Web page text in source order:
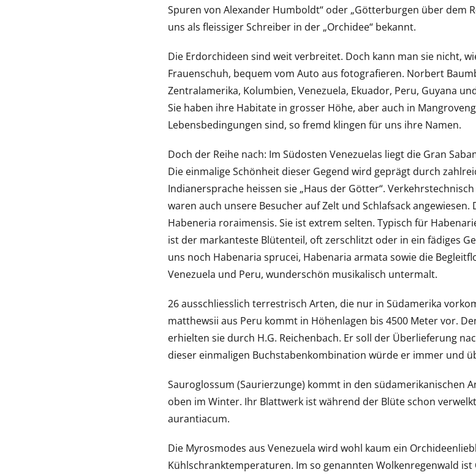
Spuren von Alexander Humboldt“ oder „Götterburgen über dem
uns als fleissiger Schreiber in der „Orchidee“ bekannt.
Die Erdorchideen sind weit verbreitet. Doch kann man sie nicht,
Frauenschuh, bequem vom Auto aus fotografieren. Norbert
Zentralamerika, Kolumbien, Venezuela, Ekuador, Peru, Guyana
Sie haben ihre Habitate in grosser Höhe, aber auch in
Lebensbedingungen sind, so fremd klingen für uns ihre Namen.
Doch der Reihe nach: Im Südosten Venezuelas liegt die Gran
Die einmalige Schönheit dieser Gegend wird geprägt durch
Indianersprache heissen sie „Haus der Götter“.
waren auch unsere Besucher auf Zelt und Schlafsack
Habeneria roraimensis. Sie ist extrem selten. Typisch für
ist der markanteste Blütenteil, oft zerschlitzt oder in ein fädiges
uns noch Habenaria sprucei, Habenaria armata sowie die
Venezuela und Peru, wunderschön musikalisch untermalt.
26 ausschliesslich terrestrisch Arten, die nur in Südamerika
matthewsii aus Peru kommt in Höhenlagen bis 4500 Meter vor.
erhielten sie durch H.G. Reichenbach. Er soll der Überlieferung
dieser einmaligen Buchstabenkombination würde er immer und
Sauroglossum (Saurierzunge) kommt in den südamerikanischen
oben im Winter. Ihr Blattwerk ist während der Blüte schon
aurantiacum.
Die Myrosmodes aus Venezuela wird wohl kaum ein
Kühlschranktemperaturen. Im so genannten Wolkenregenwald ist